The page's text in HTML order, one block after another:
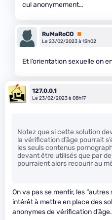
cul anonymement…
RuMaRoCO
Premium
Le 23/02/2023 à 15h02
Et l’orientation sexuelle on
127.0.0.1
Le 23/02/2023 à 08h17
Notez que si cette solution
la vérification d’âge pourrait
les seuls contenus
devant être utilisés que par
pourraient alors recourir au
On va pas se mentir, les “autres
intérêt à mettre en place des
anonymes de vérification d’âge.